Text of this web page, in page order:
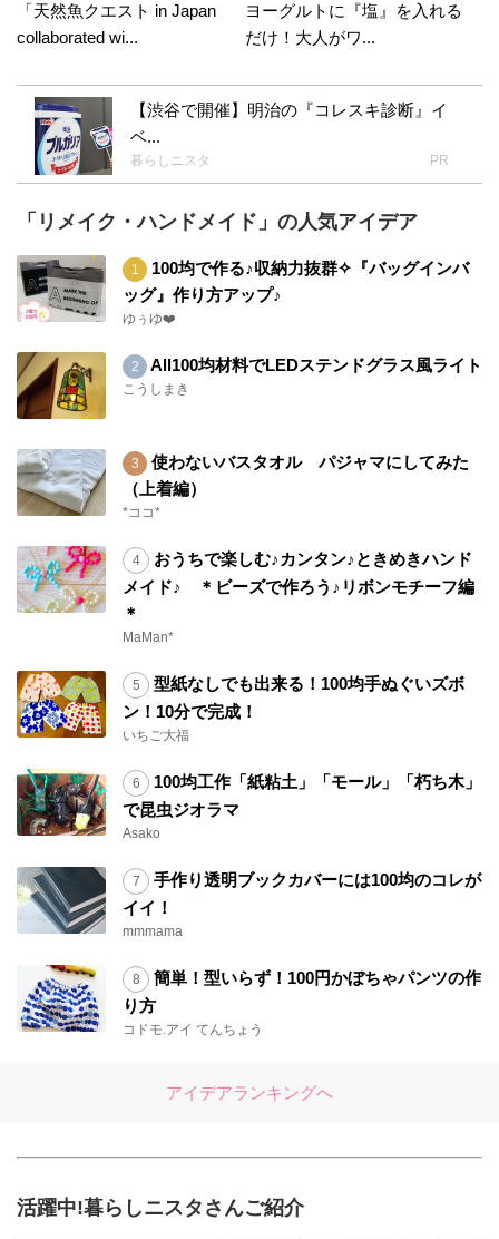
「天然魚クエスト in Japan
collaborated wi...
ヨーグルトに『塩』を入れる
だけ！大人がワ...
【渋谷で開催】明治の『コレスキ診断』イ
ベ...
暮らしニスタ PR
「リメイク・ハンドメイド」の人気アイデア
100均で作る♪収納力抜群✧『バッグインバ
ッグ』作り方アップ♪
ゆぅゆ❤️
All100均材料でLEDステンドグラス風ライト
こうしまき
使わないバスタオル パジャマにしてみた
（上着編）
*ココ*
おうちで楽しむ♪カンタン♪ときめきハンド
メイド♪ ＊ビーズで作ろう♪リボンモチーフ編
＊
MaMan*
型紙なしでも出来る！100均手ぬぐいズボ
ン！10分で完成！
いちご大福
100均工作「紙粘土」「モール」「朽ち木」
で昆虫ジオラマ
Asako
手作り透明ブックカバーには100均のコレが
イイ！
mmmama
簡単！型いらず！100円かぼちゃパンツの作
り方
コドモ.アイ てんちょう
アイデアランキングへ
活躍中!暮らしニスタさんご紹介